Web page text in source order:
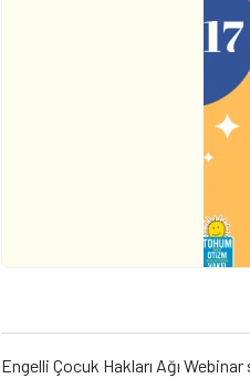
Engelli Çocuk Hakları Ağı